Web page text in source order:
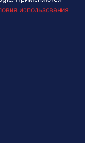
использования